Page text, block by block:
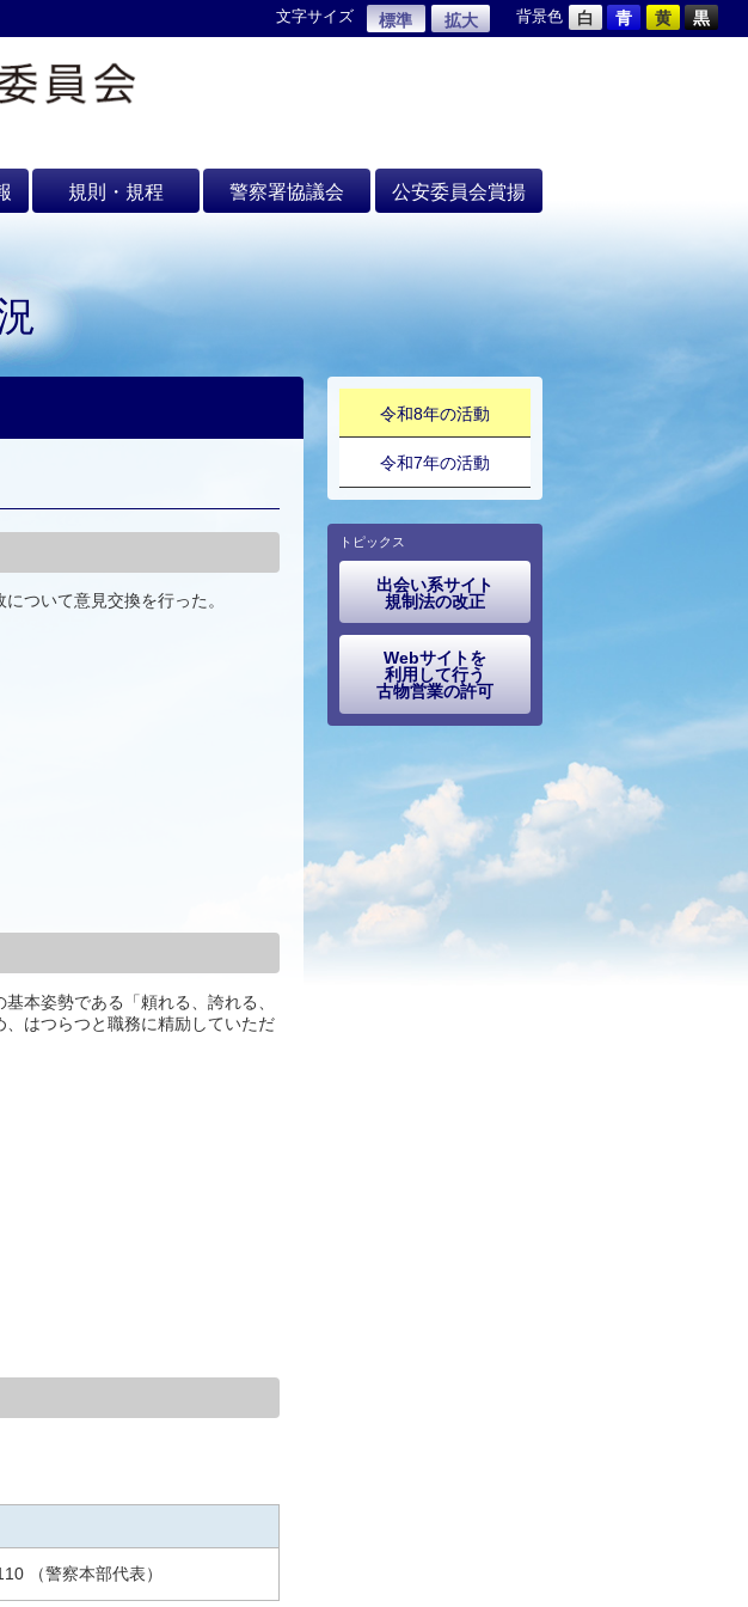
文字サイズ 標準 拡大 背景色 白 青 黄 黒
規則・規程 警察署協議会 公安委員会賞揚
ついて意見交換を行った。
本姿勢である「頼れる、誇れる、
はつらつと職務に精励していただ
（警察本部代表）
令和8年の活動
令和7年の活動
トピックス
出会い系サイト
規制法の改正
Webサイトを
利用して行う
古物営業の許可